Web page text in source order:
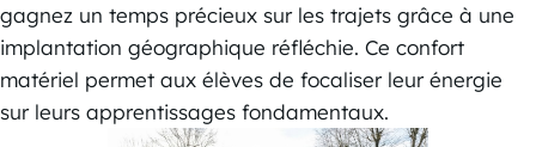
gagnez un temps précieux sur les trajets grâce à une
implantation géographique réfléchie. Ce confort
matériel permet aux élèves de focaliser leur énergie
sur leurs apprentissages fondamentaux.